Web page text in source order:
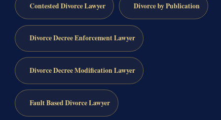
Contested Divorce Lawyer Divorce by Publication
Divorce Decree Enforcement Lawyer
Divorce Decree Modification Lawyer
Fault Based Divorce Lawyer